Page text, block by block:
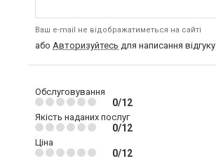
Ваш e-mail не відображатиметься на сайті
або Авторизуйтесь для написання відгуку
Обслуговування
0/12
Якість наданих послуг
0/12
Ціна
0/12